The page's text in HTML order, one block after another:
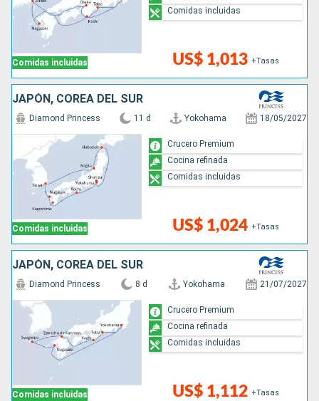
Comidas incluidas US$ 1,013 +Tasas
Comidas incluidas
JAPÓN, COREA DEL SUR
Comidas incluidas
Diamond Princess 11 d Yokohama 18/05/2027
US$ 1,024 +Tasas
Crucero Premium
Cocina refinada
Comidas incluidas
JAPÓN, COREA DEL SUR
Comidas incluidas
Diamond Princess 8 d Yokohama 21/07/2027
US$ 1,112 +Tasas
Crucero Premium
Cocina refinada
Comidas incluidas